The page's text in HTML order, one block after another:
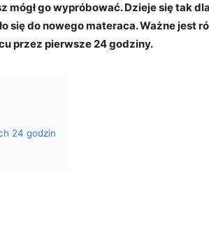
go wypróbować. Dzieje się tak
się do nowego materaca. Ważne jest
przez pierwsze 24 godziny.
24 godzin